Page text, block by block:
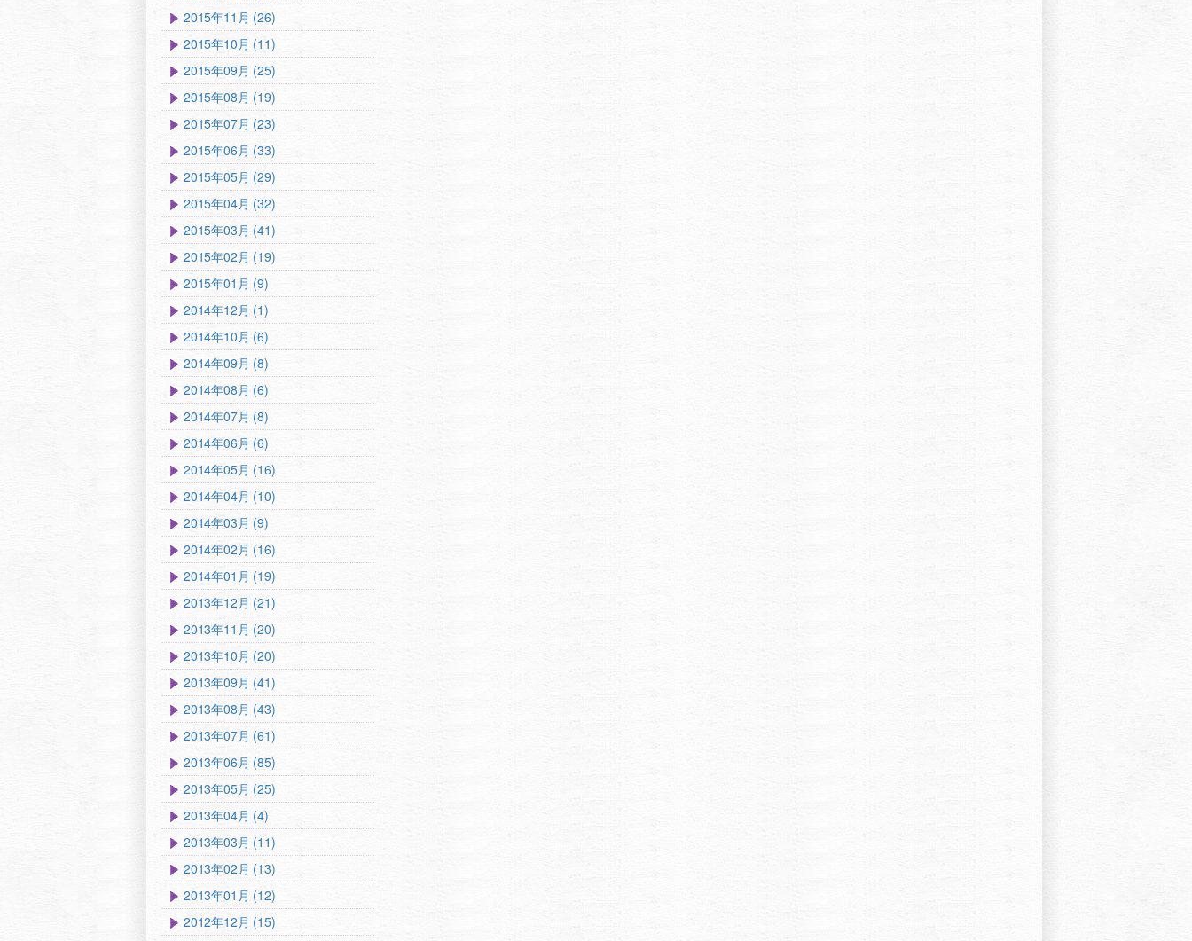
2015年11月 (26)
2015年10月 (11)
2015年09月 (25)
2015年08月 (19)
2015年07月 (23)
2015年06月 (33)
2015年05月 (29)
2015年04月 (32)
2015年03月 (41)
2015年02月 (19)
2015年01月 (9)
2014年12月 (1)
2014年10月 (6)
2014年09月 (8)
2014年08月 (6)
2014年07月 (8)
2014年06月 (6)
2014年05月 (16)
2014年04月 (10)
2014年03月 (9)
2014年02月 (16)
2014年01月 (19)
2013年12月 (21)
2013年11月 (20)
2013年10月 (20)
2013年09月 (41)
2013年08月 (43)
2013年07月 (61)
2013年06月 (85)
2013年05月 (25)
2013年04月 (4)
2013年03月 (11)
2013年02月 (13)
2013年01月 (12)
2012年12月 (15)